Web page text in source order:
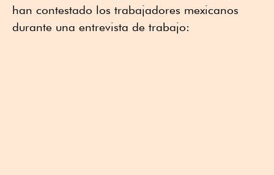
han contestado los trabajadores mexicanos
durante una entrevista de trabajo: